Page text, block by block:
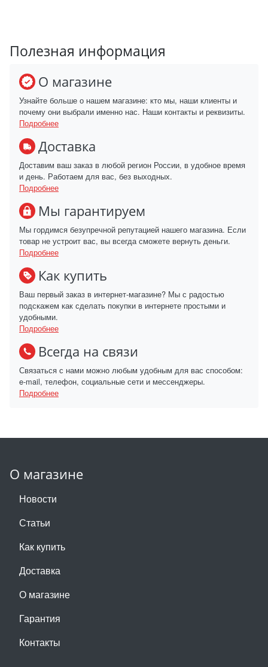
Полезная информация
О магазине
Узнайте больше о нашем магазине: кто мы, наши клиенты и
почему они выбрали именно нас. Наши контакты и реквизиты.
Подробнее
Доставка
Доставим ваш заказ в любой регион России, в удобное время
и день. Работаем для вас, без выходных.
Подробнее
Мы гарантируем
Мы гордимся безупречной репутацией нашего магазина. Если
товар не устроит вас, вы всегда сможете вернуть деньги.
Подробнее
Как купить
Ваш первый заказ в интернет-магазине? Мы с радостью
подскажем как сделать покупки в интернете простыми и
удобными.
Подробнее
Всегда на связи
Связаться с нами можно любым удобным для вас способом:
e-mail, телефон, социальные сети и мессенджеры.
Подробнее
О магазине
Новости
Статьи
Как купить
Доставка
О магазине
Гарантия
Контакты